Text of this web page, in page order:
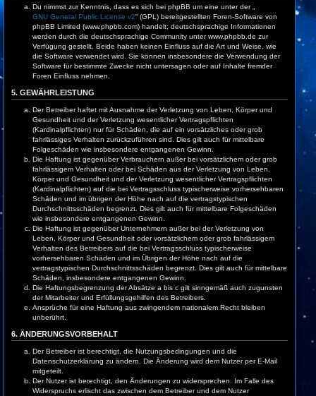
Du nimmst zur Kenntnis, dass es sich bei phpBB um eine unter der „
GNU General Public License v2“ (GPL) bereitgestellten Foren-Software von
phpBB Limited (www.phpbb.com) handelt; deutschsprachige Informationen
werden durch die deutschsprachige Community unter www.phpbb.de zur
Verfügung gestellt. Beide haben keinen Einfluss auf die Art und Weise, wie
die Software verwendet wird. Sie können insbesondere die Verwendung der
Software für bestimmte Zwecke nicht untersagen oder auf Inhalte fremder
Foren Einfluss nehmen.
5. GEWÄHRLEISTUNG
Der Betreiber haftet mit Ausnahme der Verletzung von Leben, Körper und
Gesundheit und der Verletzung wesentlicher Vertragspflichten
(Kardinalpflichten) nur für Schäden, die auf ein vorsätzliches oder grob
fahrlässiges Verhalten zurückzuführen sind. Dies gilt auch für mittelbare
Folgeschäden wie insbesondere entgangenen Gewinn.
Die Haftung ist gegenüber Verbrauchern außer bei vorsätzlichem oder grob
fahrlässigem Verhalten oder bei Schäden aus der Verletzung von Leben,
Körper und Gesundheit und der Verletzung wesentlicher Vertragspflichten
(Kardinalpflichten) auf die bei Vertragsschluss typischerweise vorhersehbaren
Schäden und im übrigen der Höhe nach auf die vertragstypischen
Durchschnittsschäden begrenzt. Dies gilt auch für mittelbare Folgeschäden
wie insbesondere entgangenen Gewinn.
Die Haftung ist gegenüber Unternehmern außer bei der Verletzung von
Leben, Körper und Gesundheit oder vorsätzlichem oder grob fahrlässigem
Verhalten des Betreibers auf die bei Vertragsschluss typischerweise
vorhersehbaren Schäden und im Übrigen der Höhe nach auf die
vertragstypischen Durchschnittsschäden begrenzt. Dies gilt auch für mittelbare
Schäden, insbesondere entgangenen Gewinn.
Die Haftungsbegrenzung der Absätze a bis c gilt sinngemäß auch zugunsten
der Mitarbeiter und Erfüllungsgehilfen des Betreibers.
Ansprüche für eine Haftung aus zwingendem nationalem Recht bleiben
unberührt.
6. ÄNDERUNGSVORBEHALT
Der Betreiber ist berechtigt, die Nutzungsbedingungen und die
Datenschutzerklärung zu ändern. Die Änderung wird dem Nutzer per E-Mail
mitgeteilt.
Der Nutzer ist berechtigt, den Änderungen zu widersprechen. Im Falle des
Widerspruchs erlischt das zwischen dem Betreiber und dem Nutzer